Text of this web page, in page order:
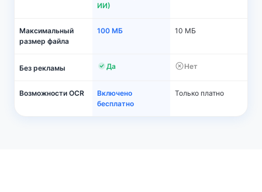
ИИ)
Максимальный
размер файла
100 МБ 10 МБ
Без рекламы Да Нет
Возможности OCR
Включено
бесплатно
Только платно